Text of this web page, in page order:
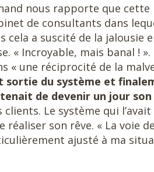
nous rapporte que
de consultants dans
cela a suscité de la jalousie
« Incroyable, mais banal !
« une réciprocité de la
sortie du système et
de devenir un jour
clients. Le système qui
son rêve. « La voie
ajusté à ma